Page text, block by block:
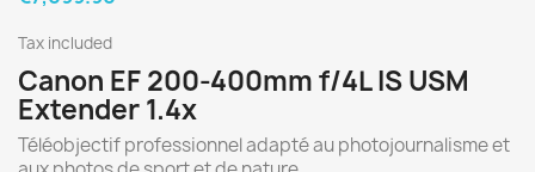
Tax included
Canon EF 200-400mm f/4L IS USM
Extender 1.4x
Téléobjectif professionnel adapté au photojournalisme et